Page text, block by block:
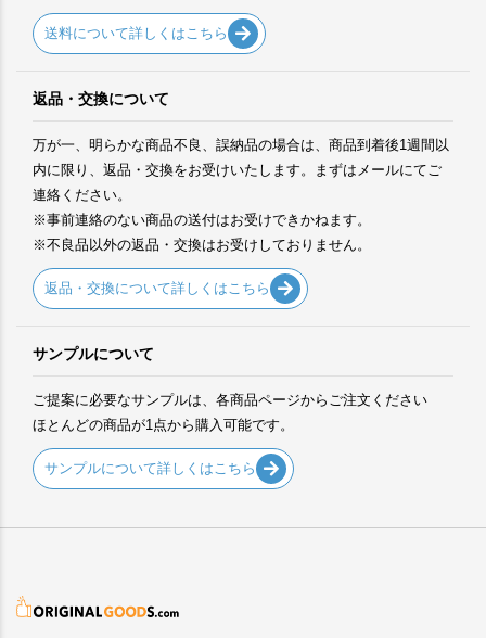
送料について詳しくはこちら
返品・交換について
万が一、明らかな商品不良、誤納品の場合は、商品到着後1週間以
内に限り、返品・交換をお受けいたします。まずはメールにてご
連絡ください。
※事前連絡のない商品の送付はお受けできかねます。
※不良品以外の返品・交換はお受けしておりません。
返品・交換について詳しくはこちら
サンプルについて
ご提案に必要なサンプルは、各商品ページからご注文ください
ほとんどの商品が1点から購入可能です。
サンプルについて詳しくはこちら